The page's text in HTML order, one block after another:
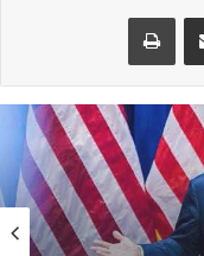
مشاركة عبر البريد طباعة